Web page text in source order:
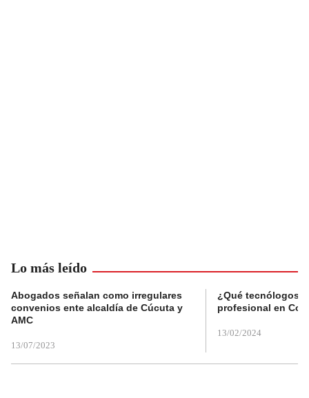
Lo más leído
Abogados señalan como irregulares
convenios ente alcaldía de Cúcuta y
AMC
13/07/2023
¿Qué tecnólogos
profesional en
13/02/2024